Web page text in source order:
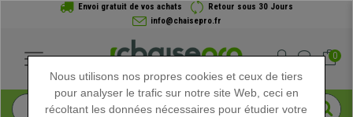
Envoi gratuit de vos achats
Retour sous 30 Jours
info@chaisepro.fr
0
Nous utilisons nos propres cookies et ceux de tiers
pour analyser le trafic sur notre site Web, ceci en
récoltant les données nécessaires pour étudier votre